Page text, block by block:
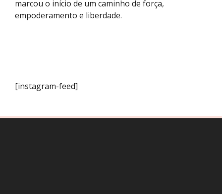
marcou o início de um caminho de força,
empoderamento e liberdade.
[instagram-feed]